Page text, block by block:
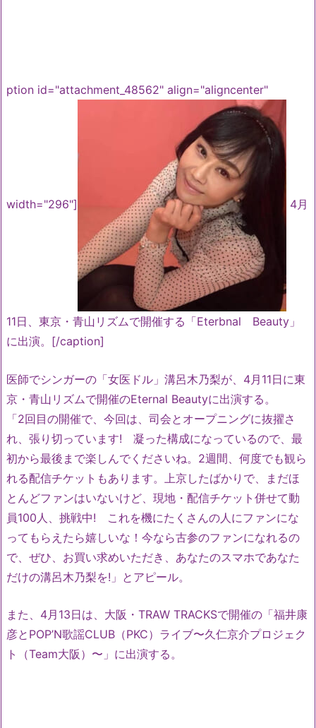
ption id="attachment_48562" align="aligncenter"
width="296"] 4月
11日、東京・青山リズムで開催する「Eterbnal Beauty」
に出演。[/caption]
医師でシンガーの「女医ドル」溝呂木乃梨が、4月11日に東
京・青山リズムで開催のEternal Beautyに出演する。
「2回目の開催で、今回は、司会とオープニングに抜擢さ
れ、 張り切っています! 凝った構成になっているので、 最
初から最後まで楽しんでくださいね。2週間、 何度でも観ら
れる配信チケットもあります。上京したばかりで、まだほ
とんどファンはいないけど、現地・ 配信チケット併せて動
員100人、挑戦中! これを機にたくさんの人にファンにな
ってもらえたら嬉しいな！ 今なら古参のファンになれるの
で、ぜひ、お買い求めいただき、 あなたのスマホであなた
だけの溝呂木乃梨を!」とアピール。
また、4月13日は、大阪・TRAW TRACKSで開催の「福井康
彦とPOP’N歌謡CLUB（PKC）ライブ〜久仁京介プロジェク
ト（Team大阪）〜」に出演する。